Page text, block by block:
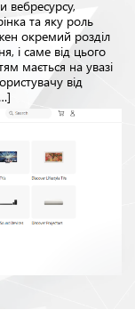
вебресурсу,
та яку роль
окремий розділ
і саме від цього
мається на увазі
від